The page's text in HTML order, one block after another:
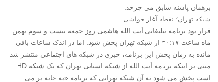
برهمان پاشنه سابق می چرخد.
شبکه تهران؛ نقطه آغاز حواشی
قرار بود برنامه تبلیغاتی آیت الله هاشمی روز جمعه بیست و سوم بهمن
ماه ساعت ۳۰:۱۷ از شبکه تهران پخش شود. اما در اندک ساعات باقی
مانده به زمان پخش این برنامه، خبری در شبکه های اجتماعی منتشر شد
مبنی بر اینکه برنامه آیت الله از شبکه استانی تهران که یک شبکه HD
است پخش می شود نه آن شبکه تهرانی که برنامه «به خانه بر می